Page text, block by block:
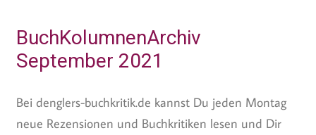
BuchKolumnenArchiv
September 2021
Bei denglers-buchkritik.de kannst Du jeden Montag
neue Rezensionen und Buchkritiken lesen und Dir